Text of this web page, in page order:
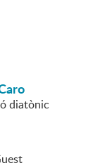
diatònic